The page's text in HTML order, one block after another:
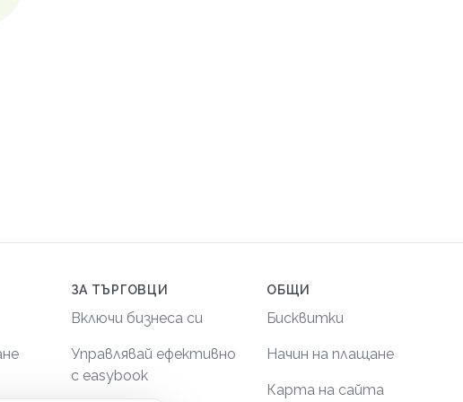
ЗА ТЪРГОВЦИ
Включи бизнеса си
Управлявай ефективно
с easybook
ОБЩИ
Бисквитки
Начин на плащане
Карта на сайта